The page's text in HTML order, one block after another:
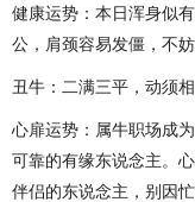
健康运势：本日浑身似
公，肩颈容易发僵，不
丑牛：二满三平，动须
心扉运势：属牛职场成
可靠的有缘东说念主。
伴侣的东说念主，别因